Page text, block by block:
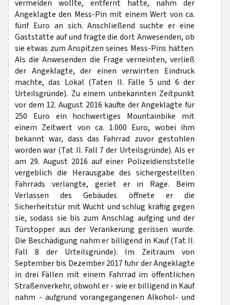
vermeiden wollte, entfernt hatte, nahm der
Angeklagte den Mess-Pin mit einem Wert von ca.
fünf Euro an sich. Anschließend suchte er eine
Gaststätte auf und fragte die dort Anwesenden, ob
sie etwas zum Anspitzen seines Mess-Pins hätten.
Als die Anwesenden die Frage verneinten, verließ
der Angeklagte, der einen verwirrten Eindruck
machte, das Lokal (Taten II. Fälle 5 und 6 der
Urteilsgründe). Zu einem unbekannten Zeitpunkt
vor dem 12. August 2016 kaufte der Angeklagte für
250 Euro ein hochwertiges Mountainbike mit
einem Zeitwert von ca. 1.000 Euro, wobei ihm
bekannt war, dass das Fahrrad zuvor gestohlen
worden war (Tat II. Fall 7 der Urteilsgründe). Als er
am 29. August 2016 auf einer Polizeidienststelle
vergeblich die Herausgabe des sichergestellten
Fahrrads verlangte, geriet er in Rage. Beim
Verlassen des Gebäudes öffnete er die
Sicherheitstür mit Wucht und schlug kräftig gegen
sie, sodass sie bis zum Anschlag aufging und der
Türstopper aus der Verankerung gerissen wurde.
Die Beschädigung nahm er billigend in Kauf (Tat II.
Fall 8 der Urteilsgründe). Im Zeitraum von
September bis Dezember 2017 fuhr der Angeklagte
in drei Fällen mit einem Fahrrad im öffentlichen
Straßenverkehr, obwohl er - wie er billigend in Kauf
nahm - aufgrund vorangegangenen Alkohol- und